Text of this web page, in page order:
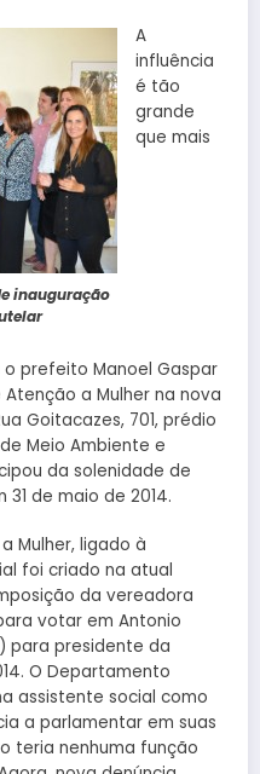
inauguração
A
influência
é tão
grande
que mais
prefeito Manoel Gaspar
a Mulher na nova
Goitacazes, 701, prédio
Meio Ambiente e
da solenidade de
de maio de 2014.
Mulher, ligado à
foi criado na atual
da vereadora
votar em Antonio
para presidente da
O Departamento
assistente social como
a parlamentar em suas
teria nenhuma função